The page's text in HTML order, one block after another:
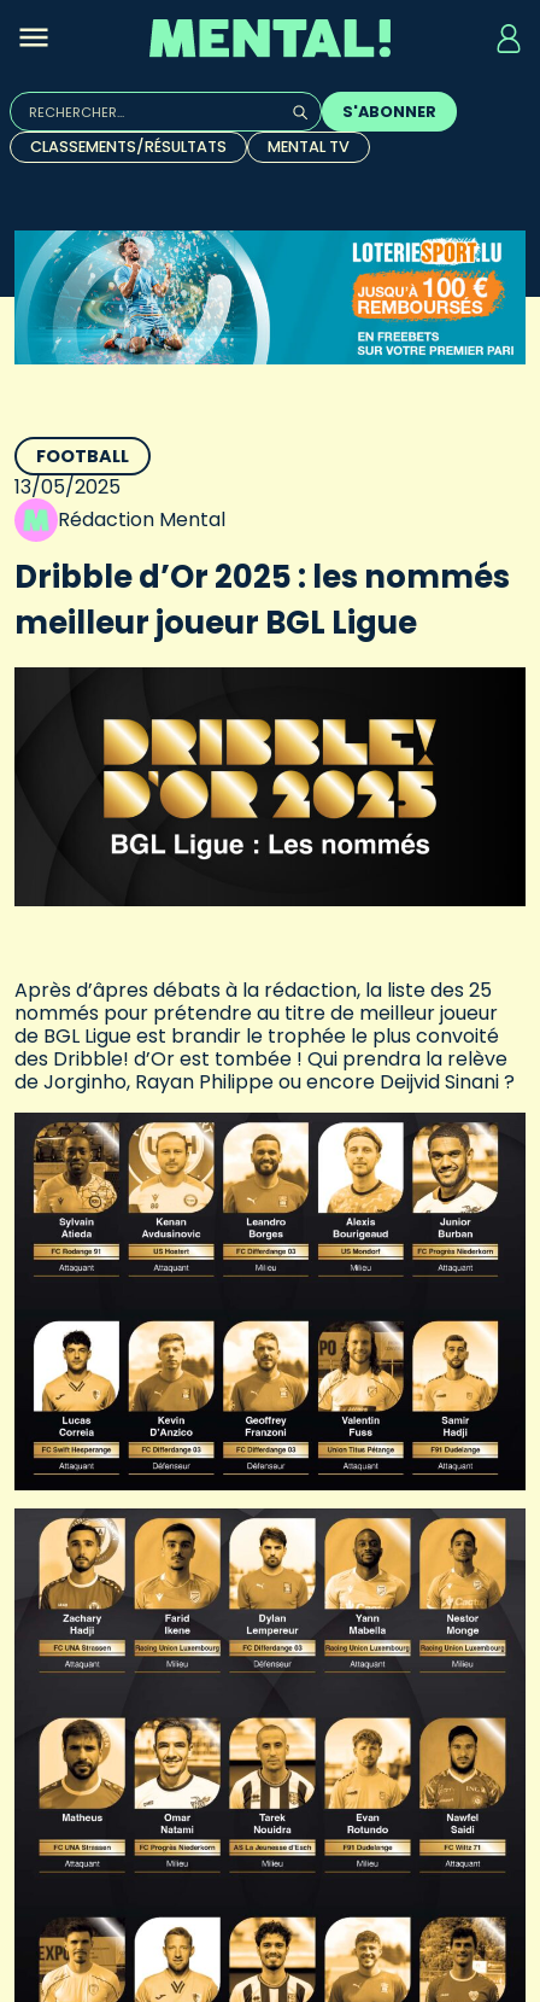
Rechercher :
Quand les résultats de l'auto-complétion sont
S'ABONNER
CLASSEMENTS/RÉSULTATS
MENTAL TV
FOOTBALL
13/05/2025
Rédaction Mental
Dribble d’Or 2025 : les nommés
meilleur joueur BGL Ligue
Après d’âpres débats à la rédaction, la liste des 25
nommés pour prétendre au titre de meilleur joueur
de BGL Ligue est brandir le trophée le plus convoité
des Dribble! d’Or est tombée ! Qui prendra la relève
de Jorginho, Rayan Philippe ou encore Deijvid Sinani ?